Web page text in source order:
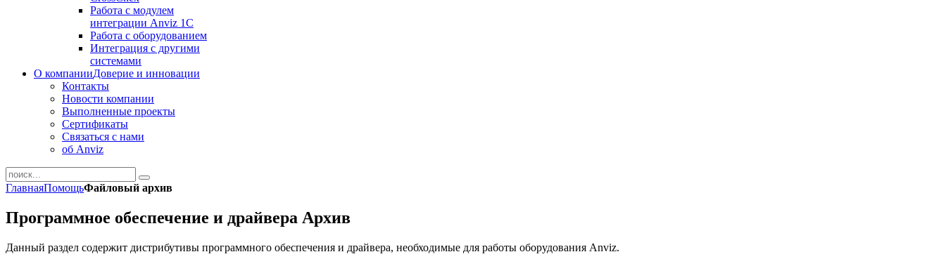
Работа с модулем
интеграции Anviz 1C
Работа с оборудованием
Интеграция с другими
системами
О компанииДоверие и инновации
Контакты
Новости компании
Выполненные проекты
Сертификаты
Связаться с нами
об Anviz
ГлавнаяПомощьФайловый архив
Программное обеспечение и драйвера Архив
Данный раздел содержит дистрибутивы программного обеспечения и драйвера, необходимые для работы оборудования Anviz.